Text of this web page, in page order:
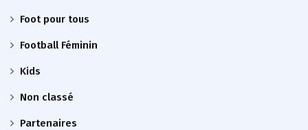
Foot pour tous
Football Féminin
Kids
Non classé
Partenaires